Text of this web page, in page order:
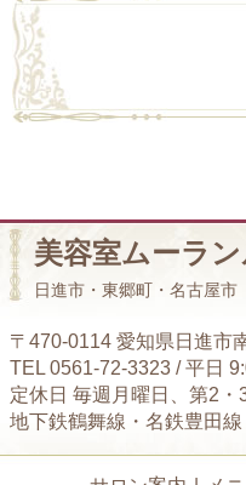
美容室ムーラ
日進市・東郷町・名古屋
〒470-0114 愛知県日進市
TEL 0561-72-3323 / 平日
定休日 毎週月曜日、第2・
地下鉄鶴舞線・名鉄豊田